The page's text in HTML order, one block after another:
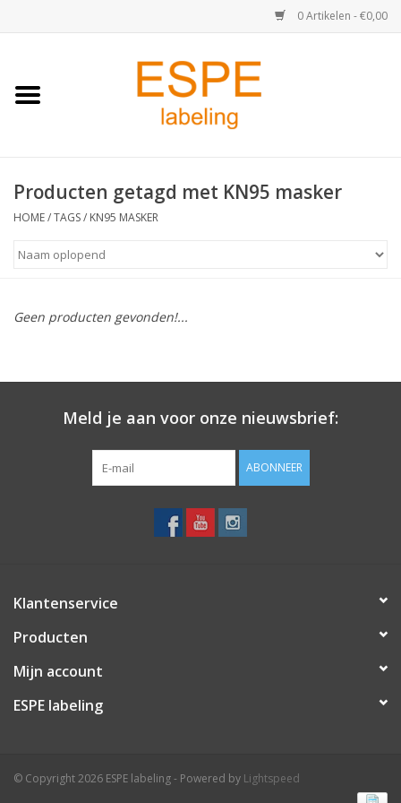
0 Artikelen - €0,00
Home
Retail
Producten getagd met KN95 masker
HOME/TAGS/ KN95 MASKER
Geen producten gevonden!...
Meld je aan voor onze nieuwsbrief:
ABONNEER
Klantenservice
Producten
Mijn account
ESPE labeling
© Copyright 2026 ESPE labeling - Powered by Lightspeed